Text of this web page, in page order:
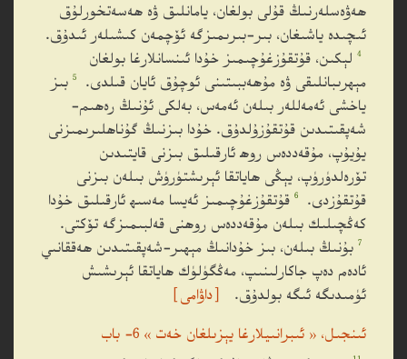
ھەۋەسلەرنىڭ قۇلى بولغان، يامانلىق ۋە ھەسەتخورلۇق
ئىچىدە ياشىغان، بىر-بىرىمىزگە ئۆچمەن كىشىلەر ئىدۇق.
4 لېكىن، قۇتقۇزغۇچىمىز خۇدا ئىنسانلارغا بولغان
مېھرىبانلىقى ۋە مۇھەببىتىنى ئوچۇق ئايان قىلدى.
5 بىز
ياخشى ئەمەللەر بىلەن ئەمەس، بەلكى ئۇنىڭ رەھىم-
شەپقىتىدىن قۇتقۇزۇلدۇق. خۇدا بىزنىڭ گۇناھلىرىمىزنى
يۇيۇپ، مۇقەددەس روھ ئارقىلىق بىزنى قايتىدىن
تۆرەلدۈرۈپ، يېڭى ھاياتقا ئېرىشتۈرۈش بىلەن بىزنى
قۇتقۇزدى.
6 قۇتقۇزغۇچىمىز ئەيسا مەسىھ ئارقىلىق خۇدا
كەڭچىلىك بىلەن مۇقەددەس روھنى قەلبىمىزگە تۆكتى.
7 بۇنىڭ بىلەن، بىز خۇدانىڭ مېھىر-شەپقىتىدىن ھەققانىي
ئادەم دەپ جاكارلىنىپ، مەڭگۈلۈك ھاياتقا ئېرىشىش
ئۈمىدىگە ئىگە بولدۇق.
［داۋامى］
ئىنجىل، « ئىبرانىيلارغا يېزىلغان خەت » 6- باب